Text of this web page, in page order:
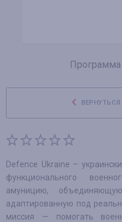
Программа
Defence Ukraine –
функционального
амуницию,
адаптированную под
миссия — помогать